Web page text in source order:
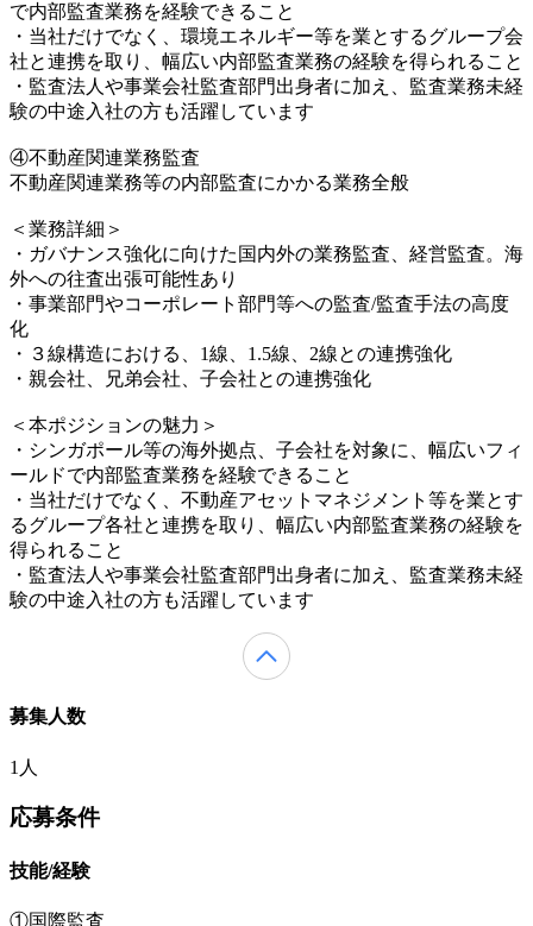
で内部監査業務を経験できること
・当社だけでなく、環境エネルギー等を業とするグループ会
社と連携を取り、幅広い内部監査業務の経験を得られること
・監査法人や事業会社監査部門出身者に加え、監査業務未経
験の中途入社の方も活躍しています
④不動産関連業務監査
不動産関連業務等の内部監査にかかる業務全般
＜業務詳細＞
・ガバナンス強化に向けた国内外の業務監査、経営監査。海
外への往査出張可能性あり
・事業部門やコーポレート部門等への監査/監査手法の高度
化
・３線構造における、1線、1.5線、2線との連携強化
・親会社、兄弟会社、子会社との連携強化
＜本ポジションの魅力＞
・シンガポール等の海外拠点、子会社を対象に、幅広いフィ
ールドで内部監査業務を経験できること
・当社だけでなく、不動産アセットマネジメント等を業とす
るグループ各社と連携を取り、幅広い内部監査業務の経験を
得られること
・監査法人や事業会社監査部門出身者に加え、監査業務未経
験の中途入社の方も活躍しています
募集人数
1人
応募条件
技能/経験
①国際監査